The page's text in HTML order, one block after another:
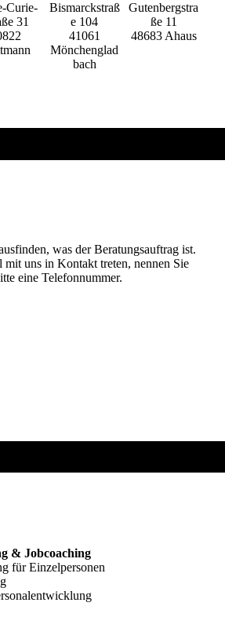
Curie-
31
Bismarckstraß
e 104
41061
Mönchenglad
bach
Gutenbergstra
ße 11
48683 Ahaus
was der Beratungs­auftrag ist.
mit uns in Kontakt treten, nennen Sie
eine Telefonnummer.
& Jobcoaching
für Einzelpersonen